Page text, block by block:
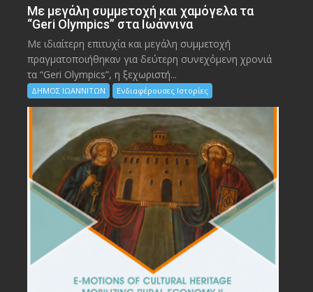
Με μεγάλη συμμετοχή και χαμόγελα τα
“Geri Olympics” στα Ιωάννινα
Με ιδιαίτερη επιτυχία και μεγάλη συμμετοχή
πραγματοποιήθηκαν για δεύτερη συνεχόμενη χρονιά
τα “Geri Olympics”, η ξεχωριστή...
ΔΗΜΟΣ ΙΩΑΝΝΙΤΩΝ Ενδιαφέρουσες Ιστορίες